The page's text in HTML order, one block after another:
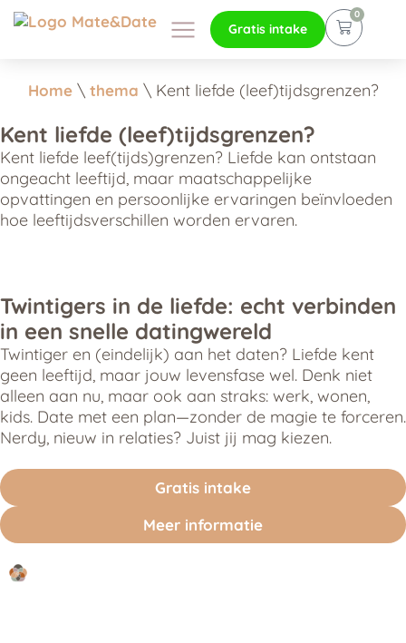
Gratis intake
0
Home\ thema \ Kent liefde (leef)tijdsgrenzen?
Kent liefde (leef)tijdsgrenzen?
Kent liefde leef(tijds)grenzen? Liefde kan ontstaan
ongeacht leeftijd, maar maatschappelijke
opvattingen en persoonlijke ervaringen beïnvloeden
hoe leeftijdsverschillen worden ervaren.
Twintigers in de liefde: echt verbinden
in een snelle datingwereld
Twintiger en (eindelijk) aan het daten? Liefde kent
geen leeftijd, maar jouw levensfase wel. Denk niet
alleen aan nu, maar ook aan straks: werk, wonen,
kids. Date met een plan—zonder de magie te forceren.
Nerdy, nieuw in relaties? Juist jij mag kiezen.
Gratis intake
Meer informatie